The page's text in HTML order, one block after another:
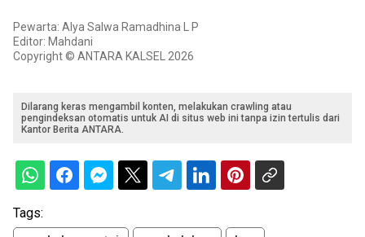
Pewarta: Alya Salwa Ramadhina L P
Editor: Mahdani
Copyright © ANTARA KALSEL 2026
Dilarang keras mengambil konten, melakukan crawling atau
pengindeksan otomatis untuk AI di situs web ini tanpa izin tertulis dari
Kantor Berita ANTARA.
Tags: